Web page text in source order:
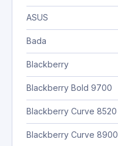
ASUS
Bada
Blackberry
Blackberry Bold 9700
Blackberry Curve 8520
Blackberry Curve 8900